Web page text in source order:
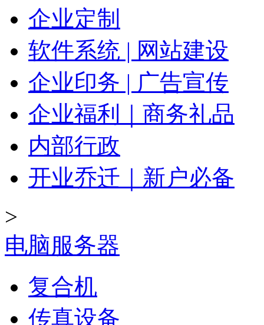
企业定制
软件系统 | 网站建设
企业印务 | 广告宣传
企业福利｜商务礼品
内部行政
开业乔迁｜新户必备
>
电脑服务器
复合机
传真设备